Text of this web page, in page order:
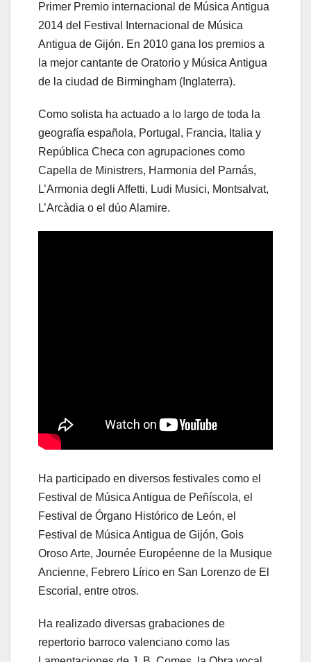
Primer Premio internacional de Música Antigua
2014 del Festival Internacional de Música
Antigua de Gijón. En 2010 gana los premios a
la mejor cantante de Oratorio y Música Antigua
de la ciudad de Birmingham (Inglaterra).
Como solista ha actuado a lo largo de toda la
geografía española, Portugal, Francia, Italia y
República Checa con agrupaciones como
Capella de Ministrers, Harmonia del Parnás,
L’Armonia degli Affetti, Ludi Musici, Montsalvat,
L’Arcàdia o el dúo Alamire.
Ha participado en diversos festivales como el
Festival de Música Antigua de Peñíscola, el
Festival de Órgano Histórico de León, el
Festival de Música Antigua de Gijón, Gois
Oroso Arte, Journée Européenne de la Musique
Ancienne, Febrero Lírico en San Lorenzo de El
Escorial, entre otros.
Ha realizado diversas grabaciones de
repertorio barroco valenciano como las